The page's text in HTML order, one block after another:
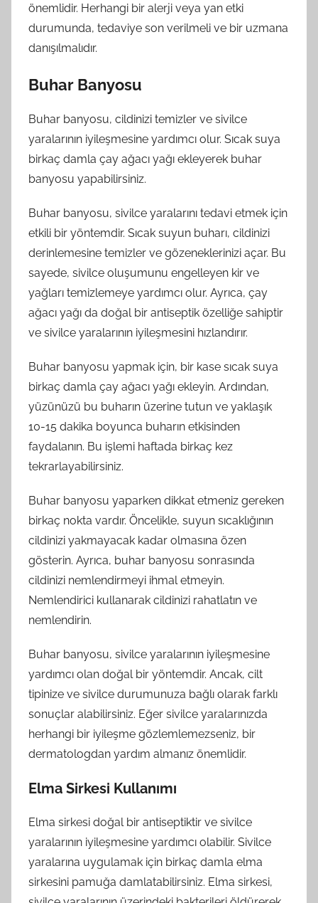
önemlidir. Herhangi bir alerji veya yan etki
durumunda, tedaviye son verilmeli ve bir uzmana
danışılmalıdır.
Buhar Banyosu
Buhar banyosu, cildinizi temizler ve sivilce
yaralarının iyileşmesine yardımcı olur. Sıcak suya
birkaç damla çay ağacı yağı ekleyerek buhar
banyosu yapabilirsiniz.
Buhar banyosu, sivilce yaralarını tedavi etmek için
etkili bir yöntemdir. Sıcak suyun buharı, cildinizi
derinlemesine temizler ve gözeneklerinizi açar. Bu
sayede, sivilce oluşumunu engelleyen kir ve
yağları temizlemeye yardımcı olur. Ayrıca, çay
ağacı yağı da doğal bir antiseptik özelliğe sahiptir
ve sivilce yaralarının iyileşmesini hızlandırır.
Buhar banyosu yapmak için, bir kase sıcak suya
birkaç damla çay ağacı yağı ekleyin. Ardından,
yüzünüzü bu buharın üzerine tutun ve yaklaşık
10-15 dakika boyunca buharın etkisinden
faydalanın. Bu işlemi haftada birkaç kez
tekrarlayabilirsiniz.
Buhar banyosu yaparken dikkat etmeniz gereken
birkaç nokta vardır. Öncelikle, suyun sıcaklığının
cildinizi yakmayacak kadar olmasına özen
gösterin. Ayrıca, buhar banyosu sonrasında
cildinizi nemlendirmeyi ihmal etmeyin.
Nemlendirici kullanarak cildinizi rahatlatın ve
nemlendirin.
Buhar banyosu, sivilce yaralarının iyileşmesine
yardımcı olan doğal bir yöntemdir. Ancak, cilt
tipinize ve sivilce durumunuza bağlı olarak farklı
sonuçlar alabilirsiniz. Eğer sivilce yaralarınızda
herhangi bir iyileşme gözlemlemezseniz, bir
dermatologdan yardım almanız önemlidir.
Elma Sirkesi Kullanımı
Elma sirkesi doğal bir antiseptiktir ve sivilce
yaralarının iyileşmesine yardımcı olabilir. Sivilce
yaralarına uygulamak için birkaç damla elma
sirkesini pamuğa damlatabilirsiniz. Elma sirkesi,